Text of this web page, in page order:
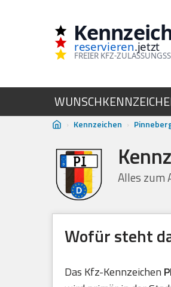
reservieren.jetzt
FREIER KFZ-
› Kennzeichen ›
Alles zum
Wofür steht
Das Kfz-Kennzeichen PI